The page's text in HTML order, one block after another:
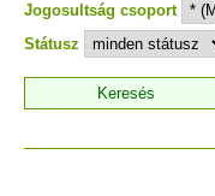
Jogosultság csoport
Státusz